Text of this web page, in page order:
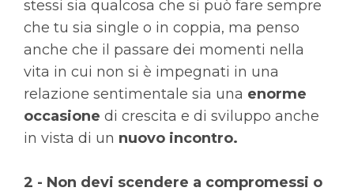
stessi sia qualcosa che si può fare sempre
che tu sia single o in coppia, ma penso
anche che il passare dei momenti nella
vita in cui non si è impegnati in una
relazione sentimentale sia una enorme
occasione di crescita e di sviluppo anche
in vista di un nuovo incontro.
2 - Non devi scendere a compromessi o